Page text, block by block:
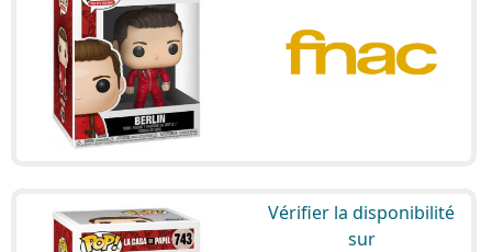
Vérifier la disponibilité
sur